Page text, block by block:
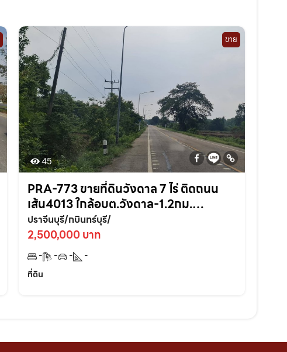
ขาย
45
PRA-773 ขายที่ดินวังดาล 7 ไร่ ติดถนน
เส้น4013 ใกล้อบต.วังดาล-1.2กม.
อ.กบินทร์บุรี ปราจีนบุรี
ปราจีนบุรี/กบินทร์บุรี/
2,500,000 บาท
- - -
-
ที่ดิน